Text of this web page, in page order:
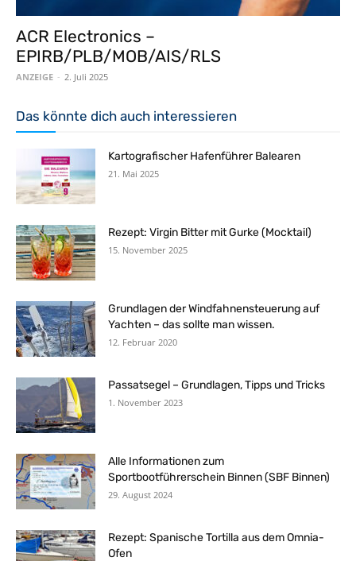
ACR Electronics –
EPIRB/PLB/MOB/AIS/RLS
ANZEIGE - 2. Juli 2025
Das könnte dich auch interessieren
Kartografischer Hafenführer Balearen
21. Mai 2025
Rezept: Virgin Bitter mit Gurke (Mocktail)
15. November 2025
Grundlagen der Windfahnensteuerung auf
Yachten – das sollte man wissen.
12. Februar 2020
Passatsegel – Grundlagen, Tipps und Tricks
1. November 2023
Alle Informationen zum
Sportbootführerschein Binnen (SBF Binnen)
29. August 2024
Rezept: Spanische Tortilla aus dem Omnia-
Ofen